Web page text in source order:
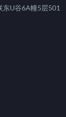
东U谷6A幢5层501